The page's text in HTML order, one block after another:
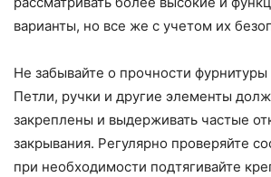
варианты, но все же с учетом их
Не забывайте о прочности
Петли, ручки и другие элементы
закреплены и выдерживать частые
закрывания. Регулярно проверяйте
при необходимости подтягивайте